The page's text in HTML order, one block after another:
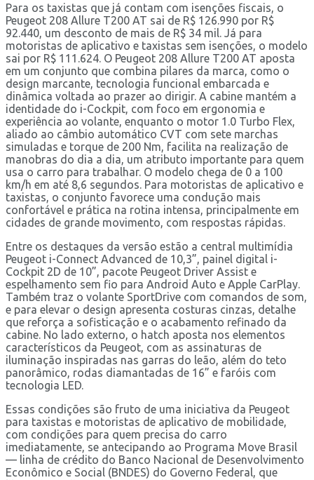
Para os taxistas que já contam com isenções fiscais, o
Peugeot 208 Allure T200 AT sai de R$ 126.990 por R$
92.440, um desconto de mais de R$ 34 mil. Já para
motoristas de aplicativo e taxistas sem isenções, o modelo
sai por R$ 111.624. O Peugeot 208 Allure T200 AT aposta
em um conjunto que combina pilares da marca, como o
design marcante, tecnologia funcional embarcada e
dinâmica voltada ao prazer ao dirigir. A cabine mantém a
identidade do i-Cockpit, com foco em ergonomia e
experiência ao volante, enquanto o motor 1.0 Turbo Flex,
aliado ao câmbio automático CVT com sete marchas
simuladas e torque de 200 Nm, facilita na realização de
manobras do dia a dia, um atributo importante para quem
usa o carro para trabalhar. O modelo chega de 0 a 100
km/h em até 8,6 segundos. Para motoristas de aplicativo e
taxistas, o conjunto favorece uma condução mais
confortável e prática na rotina intensa, principalmente em
cidades de grande movimento, com respostas rápidas.
Entre os destaques da versão estão a central multimídia
Peugeot i-Connect Advanced de 10,3”, painel digital i-
Cockpit 2D de 10”, pacote Peugeot Driver Assist e
espelhamento sem fio para Android Auto e Apple CarPlay.
Também traz o volante SportDrive com comandos de som,
e para elevar o design apresenta costuras cinzas, detalhe
que reforça a sofisticação e o acabamento refinado da
cabine. No lado externo, o hatch aposta nos elementos
característicos da Peugeot, com as assinaturas de
iluminação inspiradas nas garras do leão, além do teto
panorâmico, rodas diamantadas de 16” e faróis com
tecnologia LED.
Essas condições são fruto de uma iniciativa da Peugeot
para taxistas e motoristas de aplicativo de mobilidade,
com condições para quem precisa do carro
imediatamente, se antecipando ao Programa Move Brasil
— linha de crédito do Banco Nacional de Desenvolvimento
Econômico e Social (BNDES) do Governo Federal, que